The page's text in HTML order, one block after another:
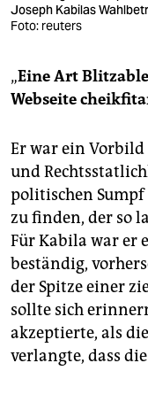
Joseph Kabilas
Foto: reuters
„Eine Art
Webseite
Er war ein
und
politischen Sumpf
zu finden, der so
Für Kabila war er
beständig,
der Spitze einer
sollte sich
akzeptierte, als
verlangte, dass